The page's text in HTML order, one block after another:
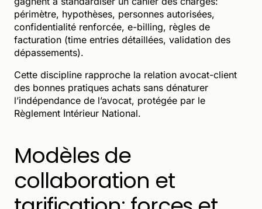
périmètre, hypothèses, personnes autorisées,
confidentialité renforcée, e-billing, règles de
facturation (time entries détaillées, validation des
dépassements).
Cette discipline rapproche la relation avocat-client
des bonnes pratiques achats sans dénaturer
l’indépendance de l’avocat, protégée par le
Règlement Intérieur National.
Modèles de
collaboration et